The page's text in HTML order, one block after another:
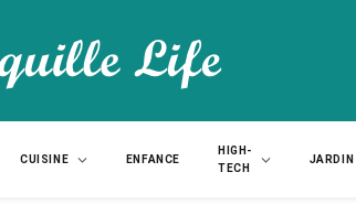
CUISINE ENFANCE
HIGH-
TECH
JARDIN